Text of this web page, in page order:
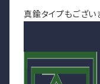
真鍮タイプもござい